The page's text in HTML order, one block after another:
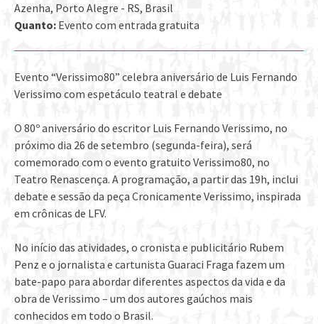
Azenha, Porto Alegre - RS, Brasil
Quanto: Evento com entrada gratuita
Evento “Verissimo80” celebra aniversário de Luis Fernando
Verissimo com espetáculo teatral e debate
O 80º aniversário do escritor Luis Fernando Verissimo, no
próximo dia 26 de setembro (segunda-feira), será
comemorado com o evento gratuito Verissimo80, no
Teatro Renascença. A programação, a partir das 19h, inclui
debate e sessão da peça Cronicamente Verissimo, inspirada
em crônicas de LFV.
No início das atividades, o cronista e publicitário Rubem
Penz e o jornalista e cartunista Guaraci Fraga fazem um
bate-papo para abordar diferentes aspectos da vida e da
obra de Verissimo – um dos autores gaúchos mais
conhecidos em todo o Brasil.